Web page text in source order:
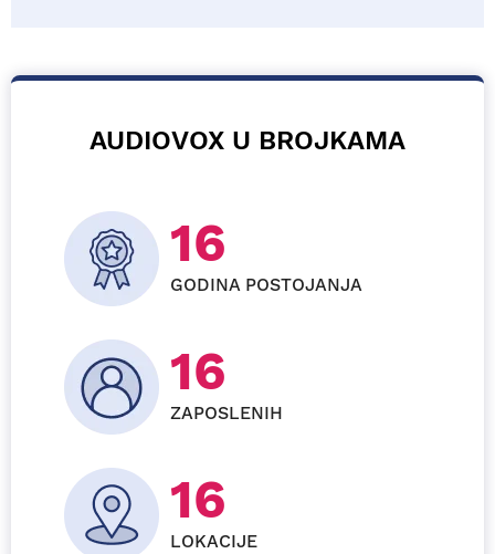
AUDIOVOX U BROJKAMA
26
GODINA POSTOJANJA
28
ZAPOSLENIH
24
LOKACIJE